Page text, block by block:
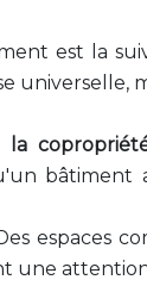
est la
universelle,
espaces
une